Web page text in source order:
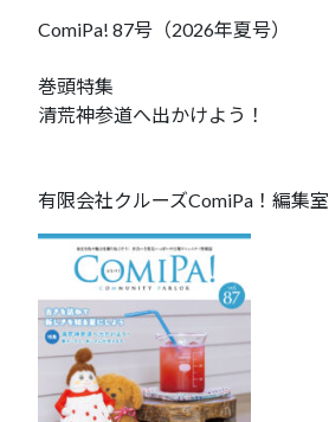
ComiPa! 87号（2026年夏号）
巻頭特集
清荒神参道へ出かけよう！
有限会社クルーズComiPa！編集室